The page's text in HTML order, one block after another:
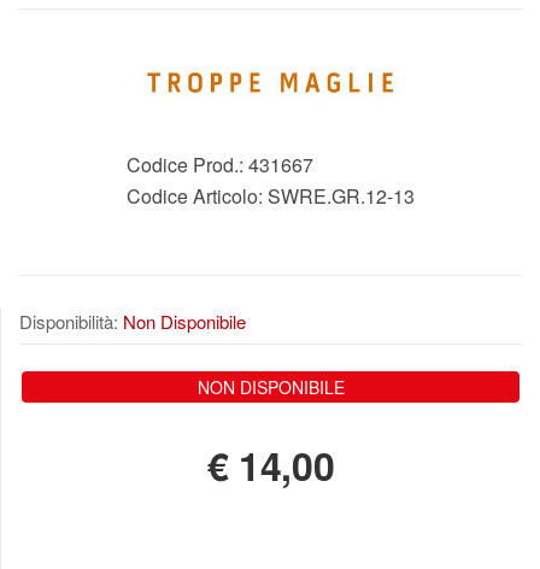
Codice Prod.: 431667
Codice Articolo: SWRE.GR.12-13
Disponibilità: Non Disponibile
NON DISPONIBILE
€ 14,00